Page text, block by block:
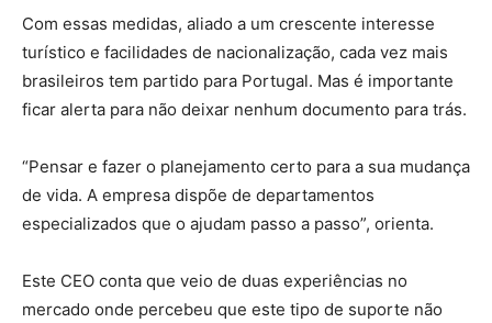
Com essas medidas, aliado a um crescente interesse
turístico e facilidades de nacionalização, cada vez mais
brasileiros tem partido para Portugal. Mas é importante
ficar alerta para não deixar nenhum documento para trás.
“Pensar e fazer o planejamento certo para a sua mudança
de vida. A empresa dispõe de departamentos
especializados que o ajudam passo a passo”, orienta.
Este CEO conta que veio de duas experiências no
mercado onde percebeu que este tipo de suporte não